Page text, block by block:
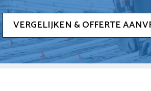
VERGELIJKEN & OFFERTE